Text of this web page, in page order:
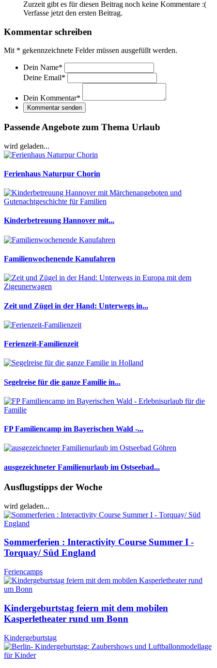
Zurzeit gibt es für diesen Beitrag noch keine Kommentare :(
Verfasse jetzt den ersten Beitrag.
Kommentar schreiben
Mit * gekennzeichnete Felder müssen ausgefüllt werden.
Dein Name*
Deine Email*
Dein Kommentar*
Kommentar senden
Passende Angebote zum Thema Urlaub
wird geladen...
Ferienhaus Naturpur Chorin
Kinderbetreuung Hannover mit...
Familienwochenende Kanufahren
Zeit und Zügel in der Hand: Unterwegs in...
Ferienzeit-Familienzeit
Segelreise für die ganze Familie in...
FP Familiencamp im Bayerischen Wald -...
ausgezeichneter Familienurlaub im Ostseebad...
Ausflugstipps der Woche
wird geladen...
Sommerferien : Interactivity Course Summer I -
Torquay/ Süd England
Feriencamps
Kindergeburtstag feiern mit dem mobilen
Kasperletheater rund um Bonn
Kindergeburtstag